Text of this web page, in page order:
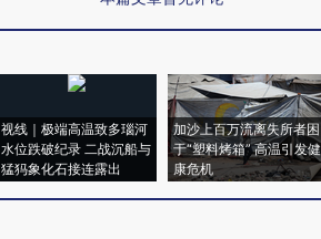
视线｜极端高温致多瑙河
水位跌破纪录 二战沉船与
猛犸象化石接连露出
加沙上百万流离失所者困
于“塑料烤箱” 高温引发健
康危机